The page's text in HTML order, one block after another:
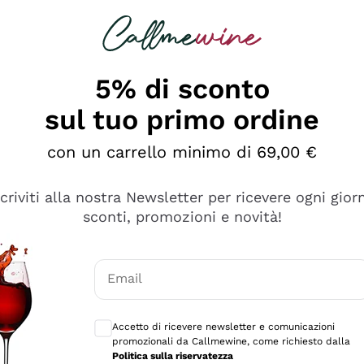
è male ma secondo me ci sono alternative che
5% di sconto
sul tuo primo ordine
con un carrello minimo di 69,00 €
alla nostra Newsletter per ricevere ogni
sconti, promozioni e novità!
Email
Accetto di ricevere newsletter e comunicazioni
promozionali da Callmewine, come richiesto dalla
Politica sulla riservatezza